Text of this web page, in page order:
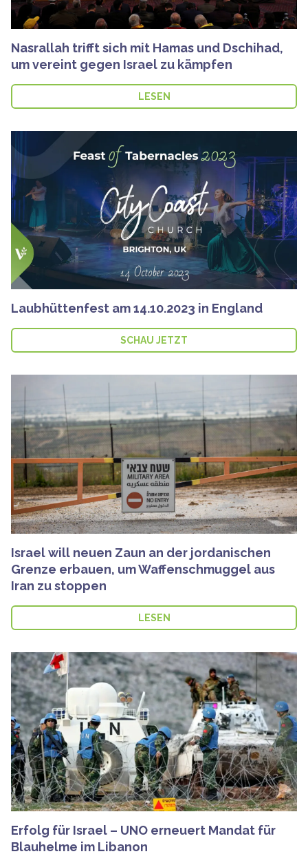
Nasrallah trifft sich mit Hamas und Dschihad,
um vereint gegen Israel zu kämpfen
LESEN
Laubhüttenfest am 14.10.2023 in England
SCHAU JETZT
Israel will neuen Zaun an der jordanischen
Grenze erbauen, um Waffenschmuggel aus
Iran zu stoppen
LESEN
Erfolg für Israel – UNO erneuert Mandat für
Blauhelme im Libanon